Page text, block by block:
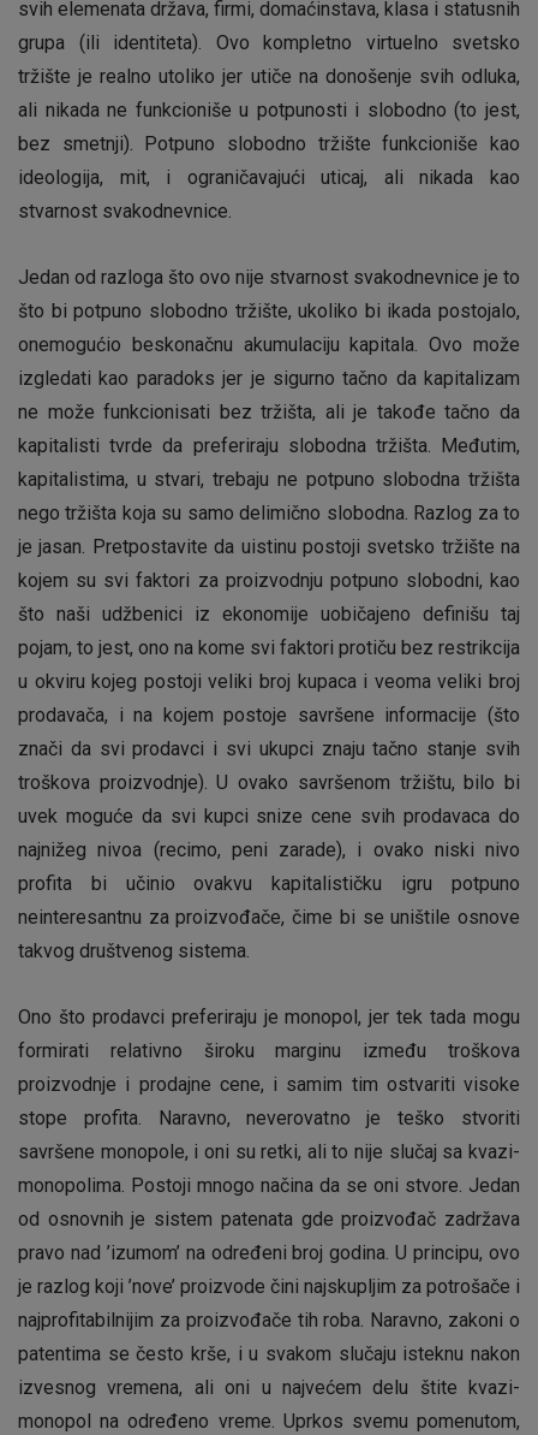
svih elemenata država, firmi, domaćinstava, klasa i statusnih
grupa (ili identiteta). Ovo kompletno virtuelno svetsko
tržište je realno utoliko jer utiče na donošenje svih odluka,
ali nikada ne funkcioniše u potpunosti i slobodno (to jest,
bez smetnji). Potpuno slobodno tržište funkcioniše kao
ideologija, mit, i ograničavajući uticaj, ali nikada kao
stvarnost svakodnevnice.
Jedan od razloga što ovo nije stvarnost svakodnevnice je to
što bi potpuno slobodno tržište, ukoliko bi ikada postojalo,
onemogućio beskonačnu akumulaciju kapitala. Ovo može
izgledati kao paradoks jer je sigurno tačno da kapitalizam
ne može funkcionisati bez tržišta, ali je takođe tačno da
kapitalisti tvrde da preferiraju slobodna tržišta. Međutim,
kapitalistima, u stvari, trebaju ne potpuno slobodna tržišta
nego tržišta koja su samo delimično slobodna. Razlog za to
je jasan. Pretpostavite da uistinu postoji svetsko tržište na
kojem su svi faktori za proizvodnju potpuno slobodni, kao
što naši udžbenici iz ekonomije uobičajeno definišu taj
pojam, to jest, ono na kome svi faktori protiču bez restrikcija
u okviru kojeg postoji veliki broj kupaca i veoma veliki broj
prodavača, i na kojem postoje savršene informacije (što
znači da svi prodavci i svi ukupci znaju tačno stanje svih
troškova proizvodnje). U ovako savršenom tržištu, bilo bi
uvek moguće da svi kupci snize cene svih prodavaca do
najnižeg nivoa (recimo, peni zarade), i ovako niski nivo
profita bi učinio ovakvu kapitalističku igru potpuno
neinteresantnu za proizvođače, čime bi se uništile osnove
takvog društvenog sistema.
Ono što prodavci preferiraju je monopol, jer tek tada mogu
formirati relativno široku marginu između troškova
proizvodnje i prodajne cene, i samim tim ostvariti visoke
stope profita. Naravno, neverovatno je teško stvoriti
savršene monopole, i oni su retki, ali to nije slučaj sa kvazi-
monopolima. Postoji mnogo načina da se oni stvore. Jedan
od osnovnih je sistem patenata gde proizvođač zadržava
pravo nad ’izumom’ na određeni broj godina. U principu, ovo
je razlog koji ’nove’ proizvode čini najskupljim za potrošače i
najprofitabilnijim za proizvođače tih roba. Naravno, zakoni o
patentima se često krše, i u svakom slučaju isteknu nakon
izvesnog vremena, ali oni u najvećem delu štite kvazi-
monopol na određeno vreme. Uprkos svemu pomenutom,